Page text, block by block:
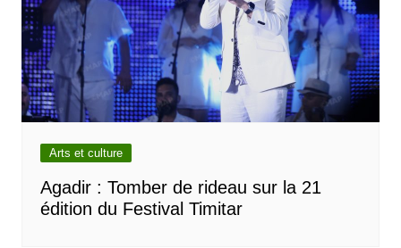
Arts et culture
Agadir : Tomber de rideau sur la 21
édition du Festival Timitar